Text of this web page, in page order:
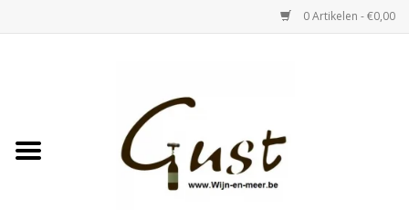
0 Artikelen - €0,00
Witte wijn